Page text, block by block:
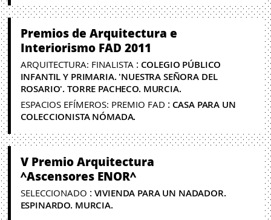
Premios de Arquitectura e
Interiorismo FAD 2011
ARQUITECTURA: FINALISTA: COLEGIO PÚBLICO
INFANTIL Y PRIMARIA. 'NUESTRA SEÑORA DEL
ROSARIO'. TORRE PACHECO. MURCIA.
ESPACIOS EFÍMEROS: PREMIO FAD : CASA PARA UN
COLECCIONISTA NÓMADA.
V Premio Arquitectura
^Ascensores ENOR^
SELECCIONADO : VIVIENDA PARA UN NADADOR.
ESPINARDO. MURCIA.